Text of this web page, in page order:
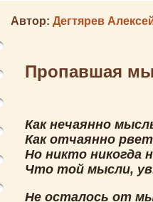
Автор: Дегтярев
Пропавшая
Как нечаянно
Как отчаянно
Но никто никогда
Что той мысли,
Не осталось от